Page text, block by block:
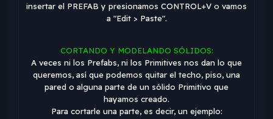
insertar el PREFAB y presionamos CONTROL+V o vamos
a "Edit > Paste".
CORTANDO Y MODELANDO SÓLIDOS:
A veces ni los Prefabs, ni los Primitives nos dan lo que
queremos, así que podemos quitar el techo, piso, una
pared o alguna parte de un sólido Primitivo que
hayamos creado.
Para cortarle una parte, es decir, un ejemplo: